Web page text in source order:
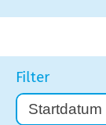
Filter